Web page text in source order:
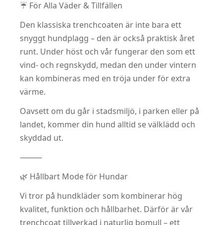
☔ För Alla Väder & Tillfällen
Den klassiska trenchcoaten är inte bara ett
snyggt hundplagg – den är också praktisk året
runt. Under höst och vår fungerar den som ett
vind- och regnskydd, medan den under vintern
kan kombineras med en tröja under för extra
värme.
Oavsett om du går i stadsmiljö, i parken eller på
landet, kommer din hund alltid se välklädd och
skyddad ut.
⸻
🌿 Hållbart Mode för Hundar
Vi tror på hundkläder som kombinerar hög
kvalitet, funktion och hållbarhet. Därför är vår
trenchcoat tillverkad i naturlig bomull – ett